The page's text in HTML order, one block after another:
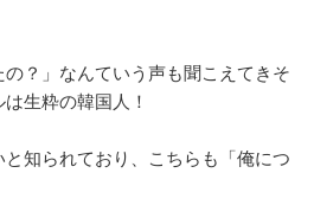
の？」なんていう声も聞こえてきそ
生粋の韓国人！
知られており、こちらも「俺につ